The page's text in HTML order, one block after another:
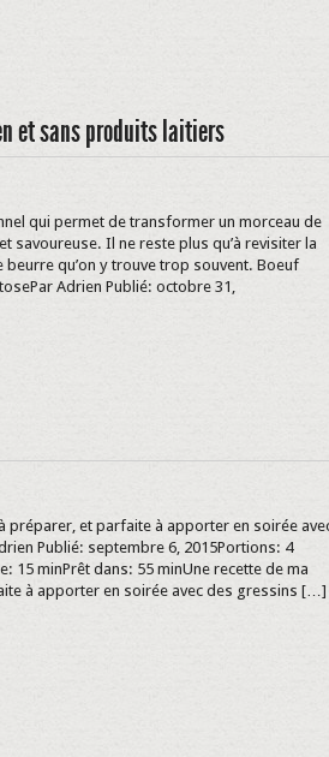
et sans produits laitiers
qui permet de transformer un morceau de
savoureuse. Il ne reste plus qu’à revisiter la
qu’on y trouve trop souvent. Boeuf
Adrien Publié: octobre 31,
préparer, et parfaite à apporter en soirée
Publié: septembre 6, 2015Portions: 4
15 minPrêt dans: 55 minUne recette de ma
à apporter en soirée avec des gressins […]